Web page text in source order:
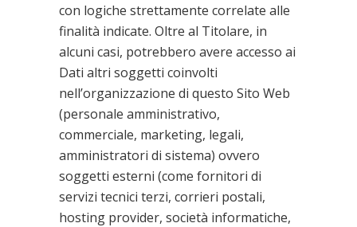
con logiche strettamente correlate alle
finalità indicate. Oltre al Titolare, in
alcuni casi, potrebbero avere accesso ai
Dati altri soggetti coinvolti
nell’organizzazione di questo Sito Web
(personale amministrativo,
commerciale, marketing, legali,
amministratori di sistema) ovvero
soggetti esterni (come fornitori di
servizi tecnici terzi, corrieri postali,
hosting provider, società informatiche,